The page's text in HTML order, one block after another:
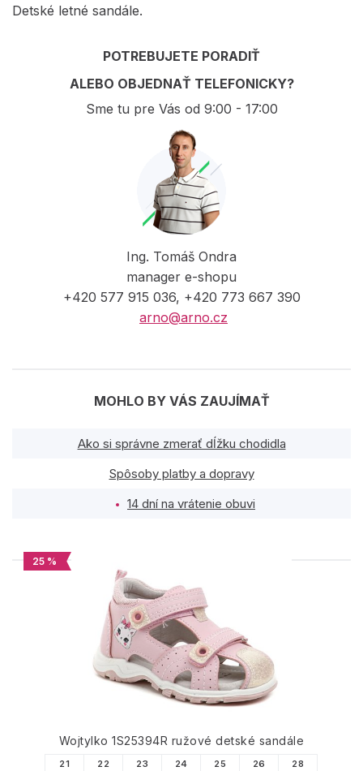
Detské letné sandále.
POTREBUJETE PORADIŤ
ALEBO OBJEDNAŤ TELEFONICKY?
Sme tu pre Vás od 9:00 - 17:00
Ing. Tomáš Ondra
manager e-shopu
+420 577 915 036, +420 773 667 390
arno@arno.cz
MOHLO BY VÁS ZAUJÍMAŤ
Ako si správne zmerať dĺžku chodidla
Spôsoby platby a dopravy
14 dní na vrátenie obuvi
PODOBNÉ PRODUKTY
25 %
Wojtylko 1S25394R ružové detské sandále
21 22 23 24 25 26 28